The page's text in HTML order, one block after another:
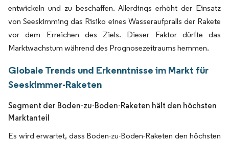
entwickeln und zu beschaffen. Allerdings erhöht der Einsatz
von Seeskimming das Risiko eines Wasseraufpralls der Rakete
vor dem Erreichen des Ziels. Dieser Faktor dürfte das
Marktwachstum während des Prognosezeitraums hemmen.
Globale Trends und Erkenntnisse im Markt für
Seeskimmer-Raketen
Segment der Boden-zu-Boden-Raketen hält den höchsten
Marktanteil
Es wird erwartet, dass Boden-zu-Boden-Raketen den höchsten